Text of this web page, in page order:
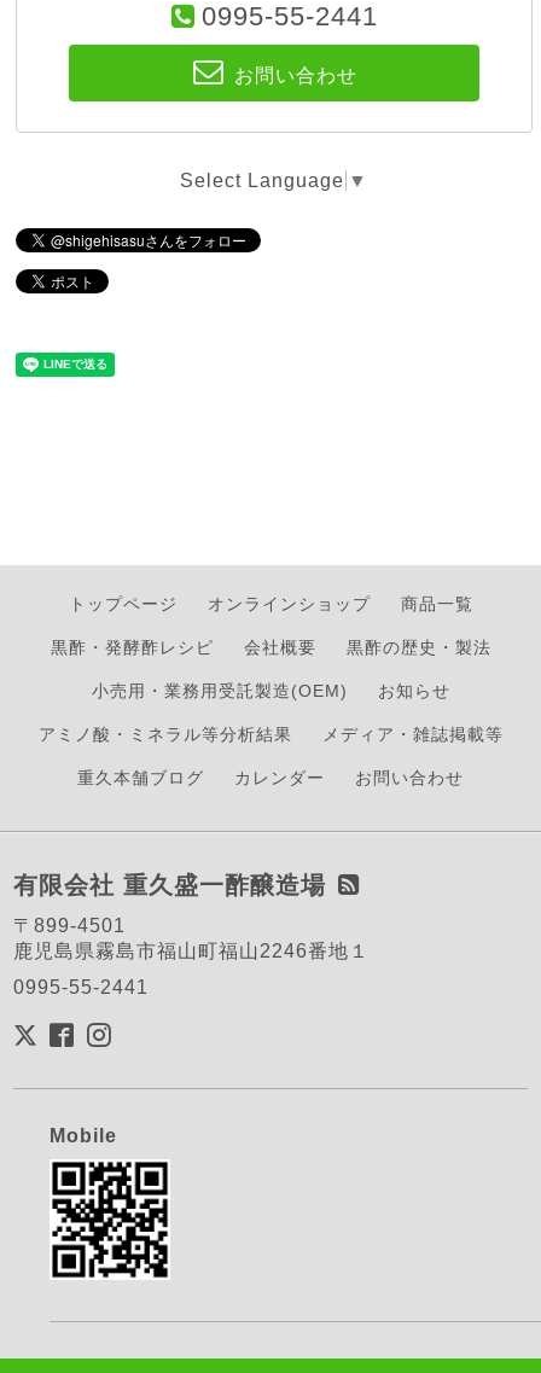
0995-55-2441
お問い合わせ
Select Language ▼
トップページ オンラインショップ 商品一覧
黒酢・発酵酢レシピ 会社概要 黒酢の歴史・製法
小売用・業務用受託製造(OEM) お知らせ
アミノ酸・ミネラル等分析結果 メディア・雑誌掲載等
重久本舗ブログ カレンダー お問い合わせ
有限会社 重久盛一酢醸造場
〒899-4501
鹿児島県霧島市福山町福山2246番地１
0995-55-2441
Mobile